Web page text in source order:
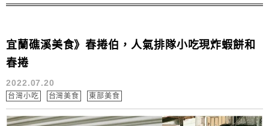
宜蘭礁溪美食》春捲伯，人氣排隊小吃現炸蝦餅和
春捲
2022.07.20
台灣小吃 台灣美食 東部美食